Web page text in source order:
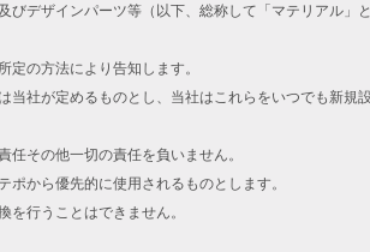
デザインパーツ等（以下、総称して「マテリアル」
の方法により告知します。
社が定めるものとし、当社はこれらをいつでも新規
その他一切の責任を負いません。
から優先的に使用されるものとします。
行うことはできません。